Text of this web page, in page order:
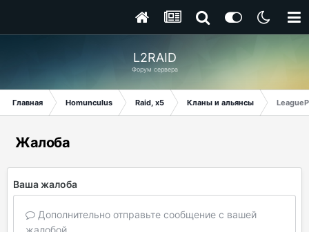
L2RAID
Форум сервера
Главная Homunculus Raid, x5 Кланы и альянсы
Жалоба
Ваша жалоба
Дополнительно отправьте сообщение с вашей
жалобой.